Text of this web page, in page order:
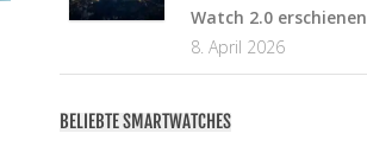
Watch 2.0 erschienen
8. April 2026
BELIEBTE SMARTWATCHES